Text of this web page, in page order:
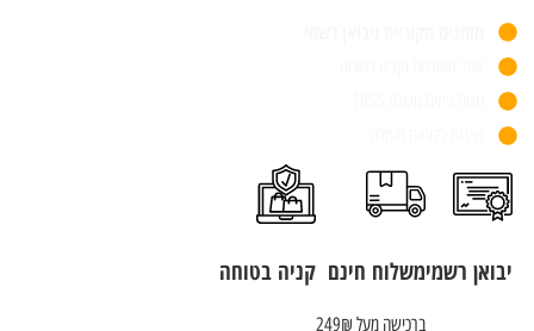
יבואן רשמימשלוח חינם
ברכישה מעל 249₪
קניה בטוחה